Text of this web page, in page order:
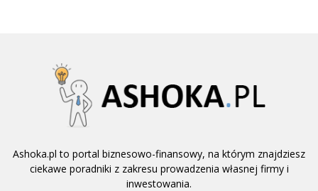
Ashoka.pl to portal biznesowo-finansowy, na którym znajdziesz
ciekawe poradniki z zakresu prowadzenia własnej firmy i
inwestowania.